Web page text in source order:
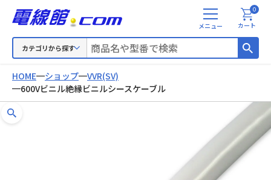
カテゴリから探す
メ
ニ
カート
0
HOME ショップ
VVR(SV)
600Vビニル絶縁ビニルシースケーブル